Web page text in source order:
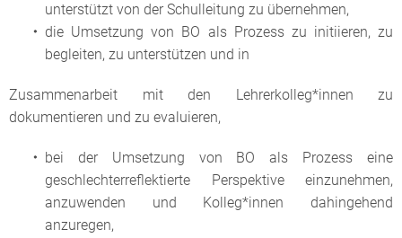
unterstützt von der Schulleitung zu übernehmen,
die Umsetzung von BO als Prozess zu initiieren, zu
begleiten, zu unterstützen und in
Zusammenarbeit mit den Lehrerkolleg*innen zu
dokumentieren und zu evaluieren,
bei der Umsetzung von BO als Prozess eine
geschlechterreflektierte Perspektive einzunehmen,
anzuwenden und Kolleg*innen dahingehend
anzuregen,